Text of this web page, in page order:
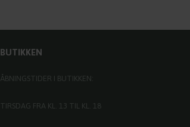
BUTIKKEN
ÅBNINGSTIDER I BUTIKKEN:
TIRSDAG FRA KL. 13 TIL KL. 18